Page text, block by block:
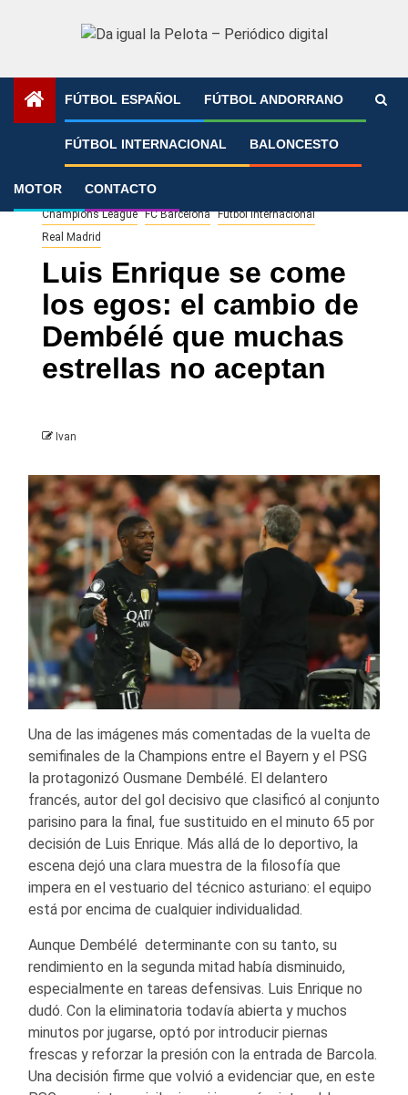
FÚTBOL ESPAÑOL FÚTBOL ANDORRANO
FÚTBOL INTERNACIONAL BALONCESTO
MOTOR CONTACTO
»
Champions League FC Barcelona Fútbol Internacional
Real Madrid
Luis Enrique se come
los egos: el cambio de
Dembélé que muchas
estrellas no aceptan
Ivan
Una de las imágenes más comentadas de la vuelta de
semifinales de la Champions entre el Bayern y el PSG
la protagonizó Ousmane Dembélé. El delantero
francés, autor del gol decisivo que clasificó al conjunto
parisino para la final, fue sustituido en el minuto 65 por
decisión de Luis Enrique. Más allá de lo deportivo, la
escena dejó una clara muestra de la filosofía que
impera en el vestuario del técnico asturiano: el equipo
está por encima de cualquier individualidad.
Aunque Dembélé determinante con su tanto, su
rendimiento en la segunda mitad había disminuido,
especialmente en tareas defensivas. Luis Enrique no
dudó. Con la eliminatoria todavía abierta y muchos
minutos por jugarse, optó por introducir piernas
frescas y reforzar la presión con la entrada de Barcola.
Una decisión firme que volvió a evidenciar que, en este